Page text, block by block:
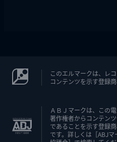
このエルマークは、レ
コンテンツを示す登録
ＡＢＪマークは、この
著作権者からコンテン
であることを示す登録
です。詳しくは［ABJ